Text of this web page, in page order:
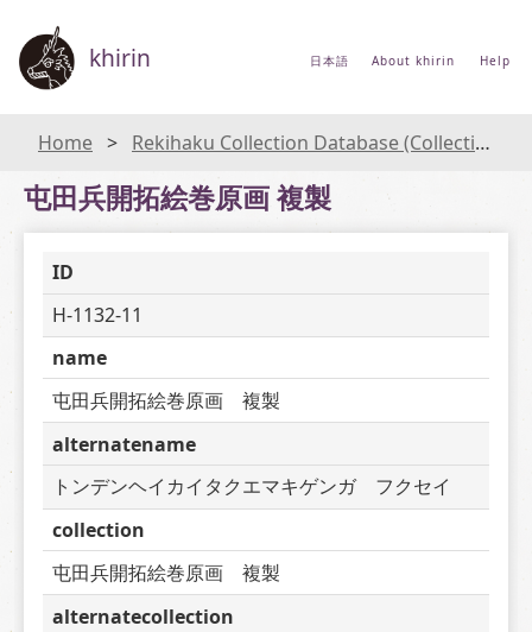
khirin 日本語 About khirin Help
Home Rekihaku Collection Database (Collections Database of the National Museum of Japanese History)
屯田兵開拓絵巻原画 複製
ID
H-1132-11
name
屯田兵開拓絵巻原画　複製
alternatename
トンデンヘイカイタクエマキゲンガ　フクセイ
collection
屯田兵開拓絵巻原画　複製
alternatecollection